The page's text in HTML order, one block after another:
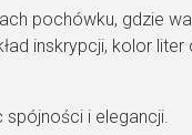
pochówku, gdzie
inskrypcji, kolor
i elegancji.